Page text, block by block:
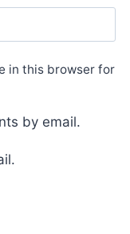
in this browser for
by email.